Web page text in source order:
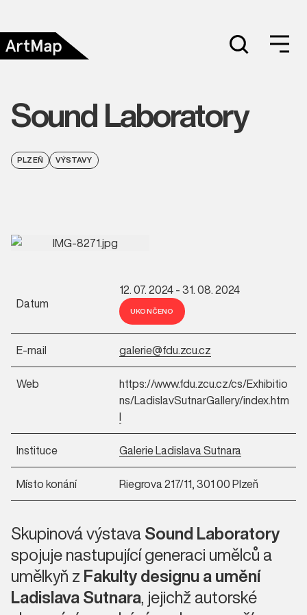
Sound Laboratory
PLZEŇ VÝSTAVY
Datum
12. 07. 2024 - 31. 08. 2024
UKONČENO
E-mail galerie@fdu.zcu.cz
Web
https://www.fdu.zcu.cz/cs/Exhibitio
ns/LadislavSutnarGallery/index.htm
l
Instituce Galerie Ladislava Sutnara
Místo konání Riegrova 217/11, 301 00 Plzeň
Skupinová výstavaSound Laboratory
spojuje nastupující generaci umělců a
umělkyň zFakulty designu a umění
Ladislava Sutnara, jejichž autorské